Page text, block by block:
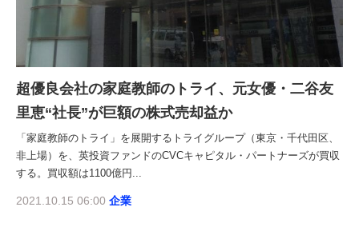
超優良会社の家庭教師のトライ、元女優・二谷友
里恵“社長”が巨額の株式売却益か
「家庭教師のトライ」を展開するトライグループ（東京・千代田区、
非上場）を、英投資ファンドのCVCキャピタル・パートナーズが買収
する。買収額は1100億円...
2021.10.15 06:00 企業